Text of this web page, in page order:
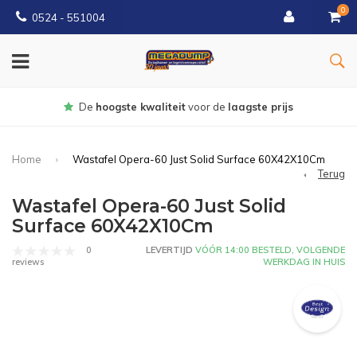
0524 - 551004
0
Gratisbezorgd vanaf €150
Home
Wastafel Opera-60 Just Solid Surface 60X42X10Cm
Terug
Wastafel Opera-60 Just Solid
Surface 60X42X10Cm
0
reviews
LEVERTIJD VÓÓR 14:00 BESTELD, VOLGENDE
WERKDAG IN HUIS